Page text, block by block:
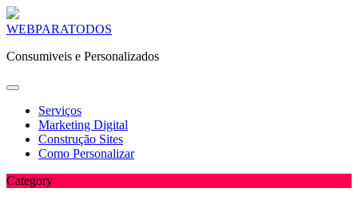
Skip
content
WEBPARATODOS
Consumiveis e Personalizados
Serviços
Marketing Digital
Construção Sites
Como Personalizar
Category